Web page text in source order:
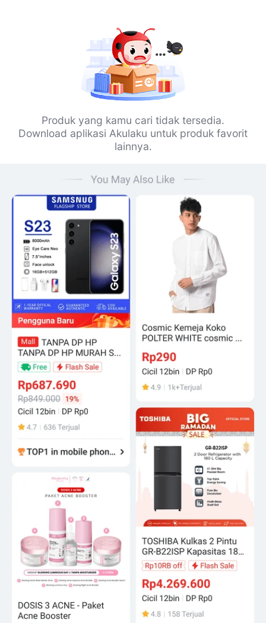
Produk yang kamu cari tidak tersedia.
Download aplikasi Akulaku untuk produk favorit
lainnya.